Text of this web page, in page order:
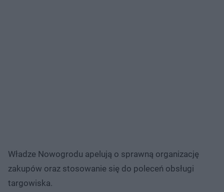
Władze Nowogrodu apelują o sprawną organizację
zakupów oraz stosowanie się do poleceń obsługi
targowiska.